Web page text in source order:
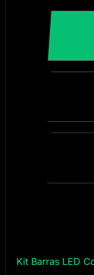
Kit Barras LED